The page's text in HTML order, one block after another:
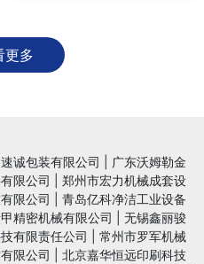
更多
诚包装有限公司
广东沃姆勒金
限公司
郑州市宏力机械成套设
限公司
青岛亿科净洁工业设备
甲精密机械有限公司
无锡鑫丽骏
有限责任公司
常州市罗军机械
限公司
北京嘉华恒远印刷科技